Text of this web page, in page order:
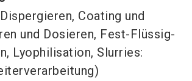
Coating und
und Dosieren, Fest-Flüssig-
Lyophilisation, Slurries: